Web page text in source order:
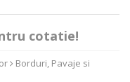
cotatie!
Borduri, Pavaje si